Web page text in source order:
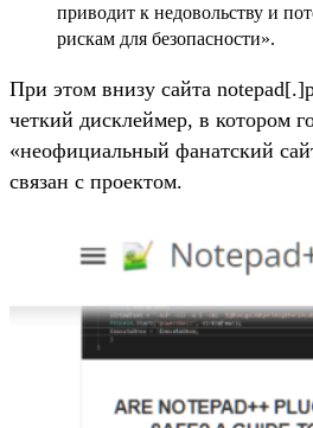
приводит к недовольству и
рискам для безопасности».
При этом внизу сайта
четкий дисклеймер, в котором
«неофициальный фанатский
связан с проектом.